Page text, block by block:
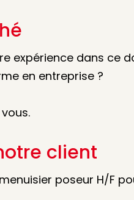
expérience dans ce
en entreprise ?
client
poseur H/F